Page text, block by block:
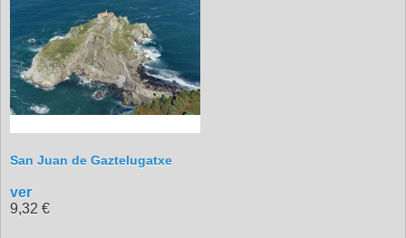
San Juan de Gaztelugatxe
ver
9,32 €